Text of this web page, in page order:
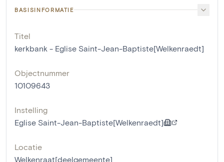
BASISINFORMATIE
Titel
kerkbank - Eglise Saint-Jean-Baptiste[Welkenraedt]
Objectnummer
10109643
Instelling
Eglise Saint-Jean-Baptiste[Welkenraedt]
Locatie
Welkenraat[deelgemeente]